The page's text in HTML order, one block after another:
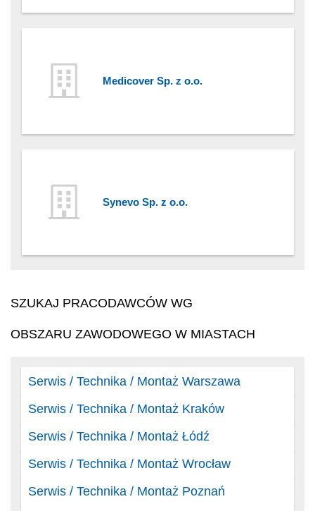
Medicover Sp. z o.o.
Synevo Sp. z o.o.
SZUKAJ PRACODAWCÓW WG
OBSZARU ZAWODOWEGO W MIASTACH
Serwis / Technika / Montaż Warszawa
Serwis / Technika / Montaż Kraków
Serwis / Technika / Montaż Łódź
Serwis / Technika / Montaż Wrocław
Serwis / Technika / Montaż Poznań